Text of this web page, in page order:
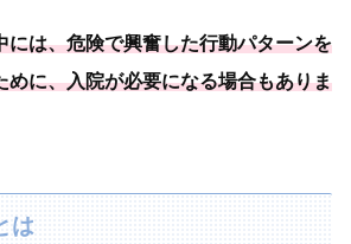
には、危険で興奮した行動パターンを
めに、入院が必要になる場合もありま
は